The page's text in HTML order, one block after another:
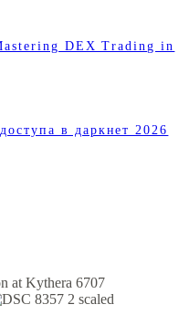
DEX Trading in
в даркнет 2026